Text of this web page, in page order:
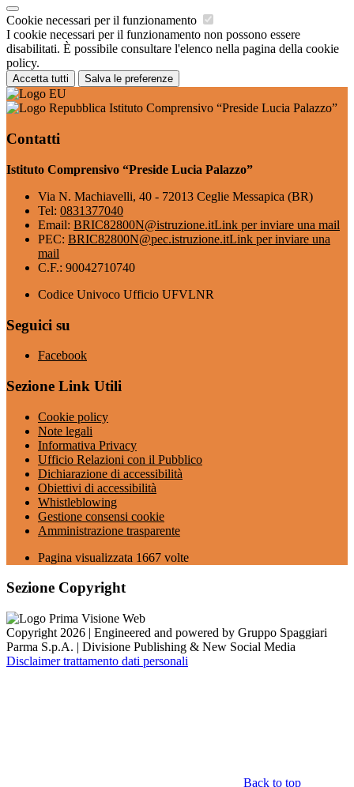
Cookie necessari per il funzionamento
I cookie necessari per il funzionamento non possono essere
disabilitati. È possibile consultare l'elenco nella pagina della cookie
policy.
Accetta tutti Salva le preferenze
Istituto Comprensivo “Preside Lucia Palazzo”
Contatti
Istituto Comprensivo “Preside Lucia Palazzo”
Via N. Machiavelli, 40 - 72013 Ceglie Messapica (BR)
Tel: 0831377040
Email: BRIC82800N@istruzione.itLink per inviare una mail
PEC: BRIC82800N@pec.istruzione.itLink per inviare una
mail
C.F.: 90042710740
Codice Univoco Ufficio UFVLNR
Seguici su
Facebook
Sezione Link Utili
Cookie policy
Note legali
Informativa Privacy
Ufficio Relazioni con il Pubblico
Dichiarazione di accessibilità
Obiettivi di accessibilità
Whistleblowing
Gestione consensi cookie
Amministrazione trasparente
Pagina visualizzata 1667 volte
Sezione Copyright
Copyright 2026 | Engineered and powered by Gruppo Spaggiari
Parma S.p.A. | Divisione Publishing & New Social Media
Disclaimer trattamento dati personali
Back to top